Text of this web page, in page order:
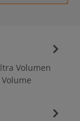
Volumen